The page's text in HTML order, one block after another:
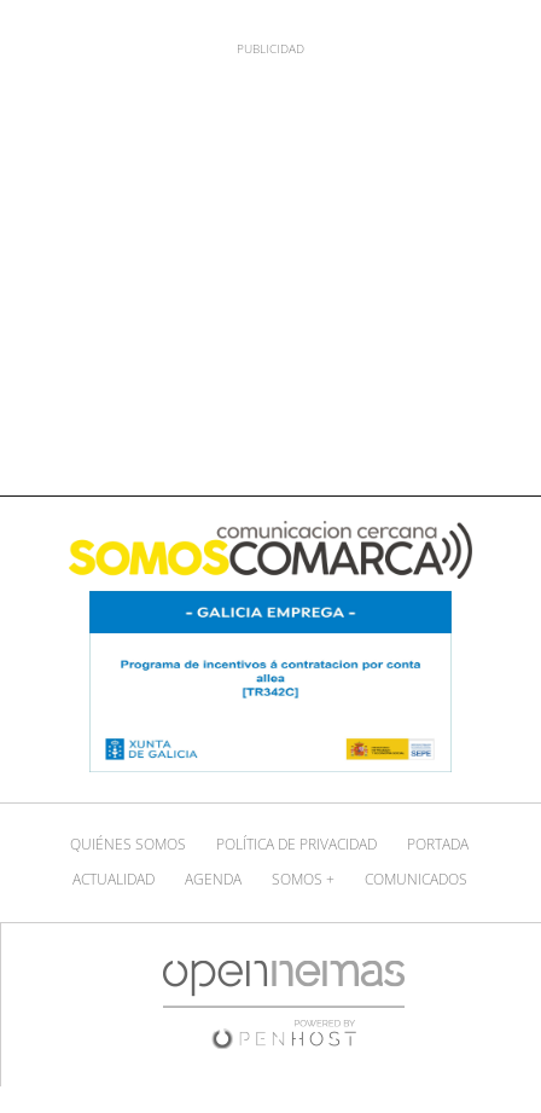
QUIÉNES SOMOS POLÍTICA DE PRIVACIDAD
PORTADA
ACTUALIDAD
AGENDA SOMOS + COMUNICADOS